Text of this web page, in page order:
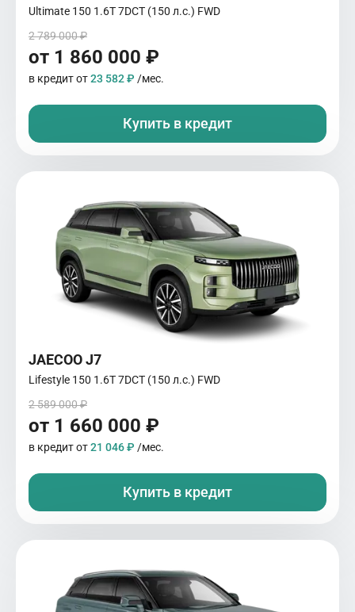
Ultimate 150 1.6T 7DCT (150 л.с.) FWD
2 789 000 ₽
от 1 860 000 ₽
в кредит от23 582 ₽ /мес.
Купить в кредит
JAECOO J7
Lifestyle 150 1.6T 7DCT (150 л.с.) FWD
2 589 000 ₽
от 1 660 000 ₽
в кредит от21 046 ₽ /мес.
Купить в кредит